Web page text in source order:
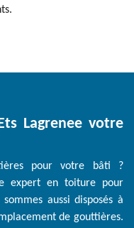
Lagrenee votre
pour votre bâti ?
expert en toiture pour
aussi disposés à
de gouttières.